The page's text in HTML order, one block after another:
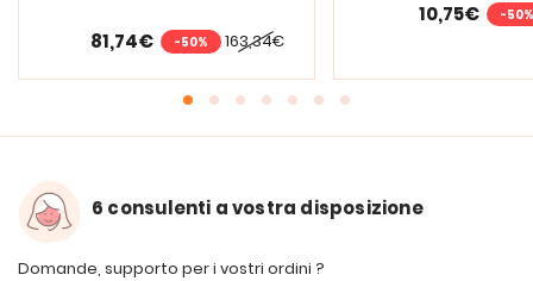
163,34€
81,74€ -50%
10,75€ -50%
6 consulenti a vostra disposizione
Domande, supporto per i vostri ordini ?